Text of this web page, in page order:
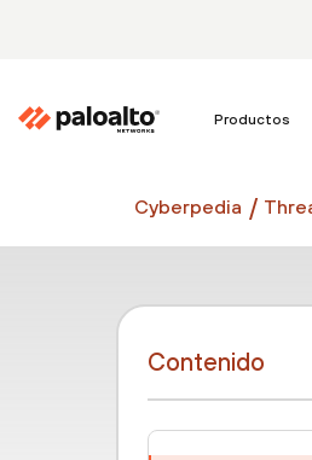
Productos
Cyberpedia
Contenido